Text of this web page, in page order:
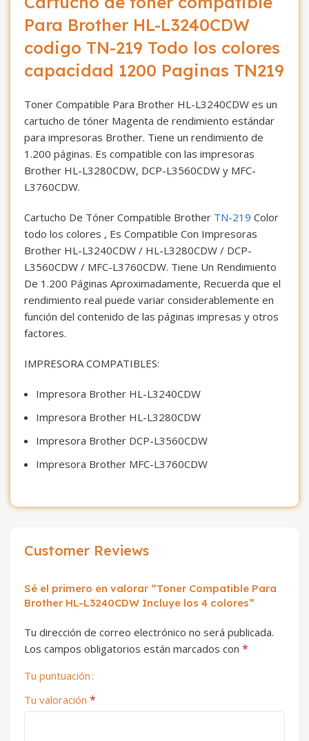
Para Brother HL-L3240CDW
codigo TN-219 Todo los colores
capacidad 1200 Paginas TN219
Toner Compatible Para Brother HL-L3240CDW es un
cartucho de tóner Magenta de rendimiento estándar
para impresoras Brother. Tiene un rendimiento de
1.200 páginas. Es compatible con las impresoras
Brother HL-L3280CDW, DCP-L3560CDW y MFC-
L3760CDW.
Cartucho De Tóner Compatible Brother TN-219 Color
todo los colores , Es Compatible Con Impresoras
Brother HL-L3240CDW / HL-L3280CDW / DCP-
L3560CDW / MFC-L3760CDW. Tiene Un Rendimiento
De 1.200 Páginas Aproximadamente, Recuerda que el
rendimiento real puede variar considerablemente en
función del contenido de las páginas impresas y otros
factores.
IMPRESORA COMPATIBLES:
Impresora Brother HL-L3240CDW
Impresora Brother HL-L3280CDW
Impresora Brother DCP-L3560CDW
Impresora Brother MFC-L3760CDW
Customer Reviews
Sé el primero en valorar “Toner Compatible Para
Brother HL-L3240CDW Incluye los 4 colores”
Tu dirección de correo electrónico no será publicada.
Los campos obligatorios están marcados con *
Tu puntuación
Tu valoración *